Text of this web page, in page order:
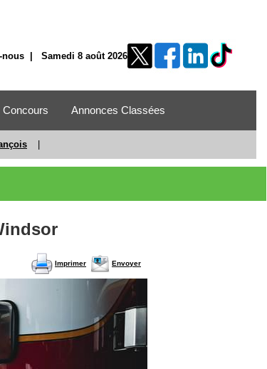
nous | Samedi 8 août 2026
Concours Annonces Classées
Imprimer Envoyer